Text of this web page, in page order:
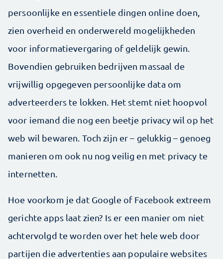
persoonlijke en essentiele dingen online doen,
zien overheid en onderwereld mogelijkheden
voor informatievergaring of geldelijk gewin.
Bovendien gebruiken bedrijven massaal de
vrijwillig opgegeven persoonlijke data om
adverteerders te lokken. Het stemt niet hoopvol
voor iemand die nog een beetje privacy wil op het
web wil bewaren. Toch zijn er – gelukkig – genoeg
manieren om ook nu nog veilig en met privacy te
internetten.
Hoe voorkom je dat Google of Facebook extreem
gerichte apps laat zien? Is er een manier om niet
achtervolgd te worden over het hele web door
partijen die advertenties aan populaire websites